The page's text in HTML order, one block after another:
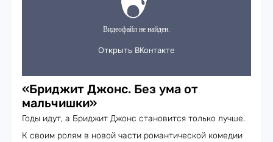
«Бриджит Джонс. Без ума от
мальчишки»
Годы идут, а Бриджит Джонс становится только лучше.
К своим ролям в новой части романтической комедии